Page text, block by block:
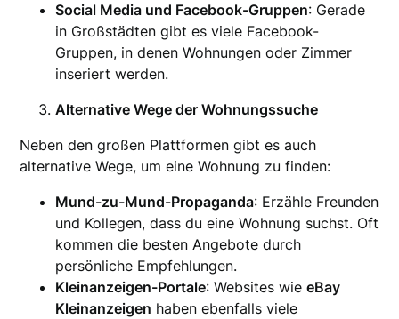
Social Media und Facebook-Gruppen: Gerade
in Großstädten gibt es viele Facebook-
Gruppen, in denen Wohnungen oder Zimmer
inseriert werden.
Alternative Wege der Wohnungssuche
Neben den großen Plattformen gibt es auch
alternative Wege, um eine Wohnung zu finden:
Mund-zu-Mund-Propaganda: Erzähle Freunden
und Kollegen, dass du eine Wohnung suchst. Oft
kommen die besten Angebote durch
persönliche Empfehlungen.
Kleinanzeigen-Portale: Websites wieeBay
Kleinanzeigen haben ebenfalls viele